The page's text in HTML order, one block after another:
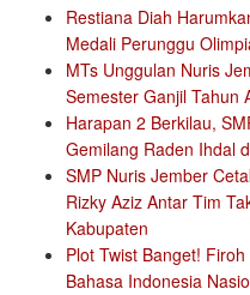
Restiana Diah
Medali Perunggu
MTs Unggulan Nuris
Semester Ganjil Tahun
Harapan 2 Berkilau,
Gemilang Raden Ihdal
SMP Nuris Jember
Rizky Aziz Antar Tim
Kabupaten
Plot Twist Banget!
Bahasa Indonesia